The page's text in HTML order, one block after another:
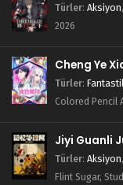
Türler: Aksiyon,
2026
Cheng Ye
Türler:
Colored Pencil
Jiyi Guanli
Türler: Aksiyon,
Flint Sugar,